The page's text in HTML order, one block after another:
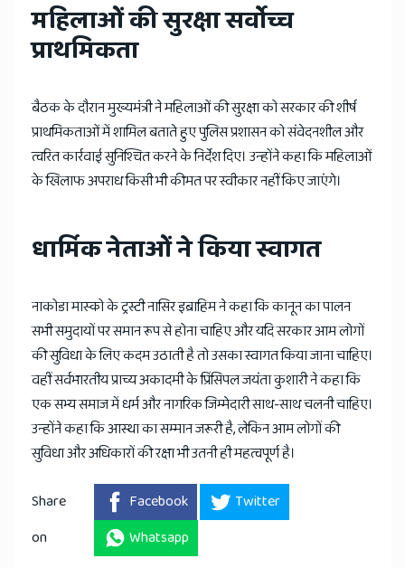
महिलाओं की सुरक्षा सर्वोच्च
प्राथमिकता
बैठक के दौरान मुख्यमंत्री ने महिलाओं की सुरक्षा को सरकार की शीर्ष
प्राथमिकताओं में शामिल बताते हुए पुलिस प्रशासन को संवेदनशील और
त्वरित कार्रवाई सुनिश्चित करने के निर्देश दिए। उन्होंने कहा कि महिलाओं
के खिलाफ अपराध किसी भी कीमत पर स्वीकार नहीं किए जाएंगे।
धार्मिक नेताओं ने किया स्वागत
नाकोडा मास्को के ट्रस्टी नासिर इब्राहिम ने कहा कि कानून का पालन
सभी समुदायों पर समान रूप से होना चाहिए और यदि सरकार आम लोगों
की सुविधा के लिए कदम उठाती है तो उसका स्वागत किया जाना चाहिए।
वहीं सर्वभारतीय प्राच्य अकादमी के प्रिंसिपल जयंता कुशारी ने कहा कि
एक सभ्य समाज में धर्म और नागरिक जिम्मेदारी साथ-साथ चलनी चाहिए।
उन्होंने कहा कि आस्था का सम्मान जरूरी है, लेकिन आम लोगों की
सुविधा और अधिकारों की रक्षा भी उतनी ही महत्वपूर्ण है।
Share
on
Facebook
Twitter
Whatsapp